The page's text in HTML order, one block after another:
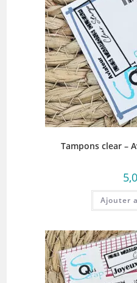
Tampons clear –
Ajouter